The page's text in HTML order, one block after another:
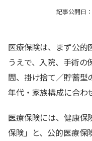
記事公開日
医療保険は、まず公的
うえで、入院、手術
間、掛け捨て／貯蓄型
年代・家族構成に合わ
医療保険には、健康保
保険」と、公的医療保